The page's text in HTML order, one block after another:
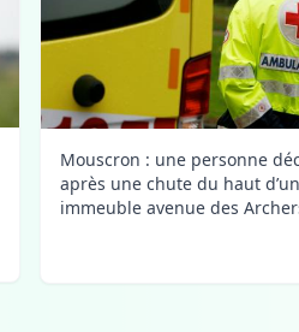
Mouscron : une personne
après une chute du haut d’un
immeuble avenue des